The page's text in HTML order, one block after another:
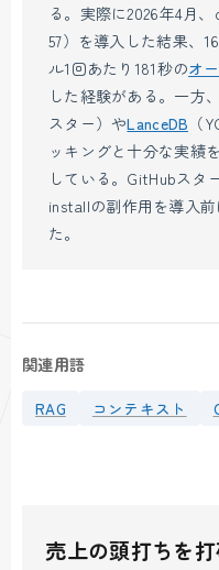
る。実際に2026年4月
57）を導入した結果、
ル1回あたり181秒のオ
した経験がある。一方
スター）やLanceDB （
ッキングと十分な実績
している。GitHubスタ
installの副作用を導入
た。
関連用語
RAG コンテキスト
売上の頭打ちを